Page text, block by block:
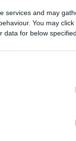
services and may
You may
data for below
Az adatok
stratégiák
válaszolnak
ezért az